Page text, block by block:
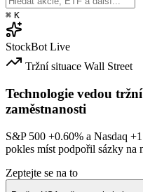
⌘ K
StockBot Live
Tržní situace Wall Street
Technologie vedou
zaměstnanosti
S&P 500 +0.60% a Nasdaq
pokles míst podpořil sázky na
Zeptejte se na to